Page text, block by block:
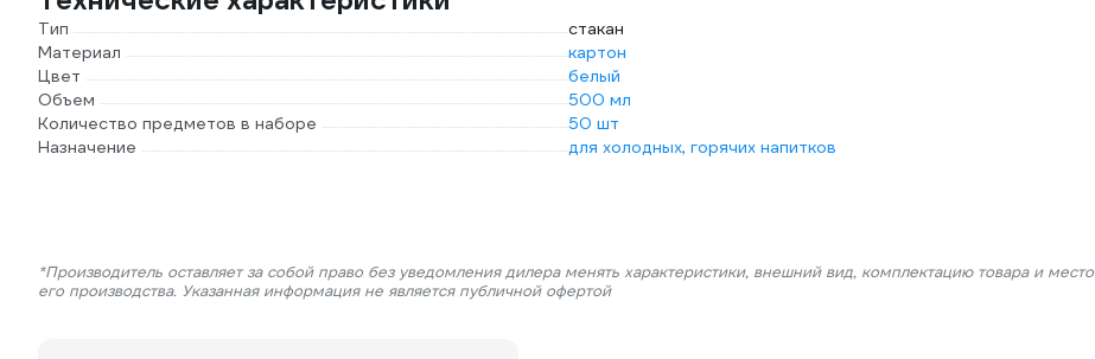
Тип
стакан
Материал
картон
Цвет
белый
Объем
500 мл
Количество предметов в наборе
50 шт
Назначение
для холодных, горячих напитков
*Производитель оставляет за собой право без уведомления дилера менять характеристики, внешний вид, комплектацию товара и место
его производства. Указанная информация не является публичной офертой